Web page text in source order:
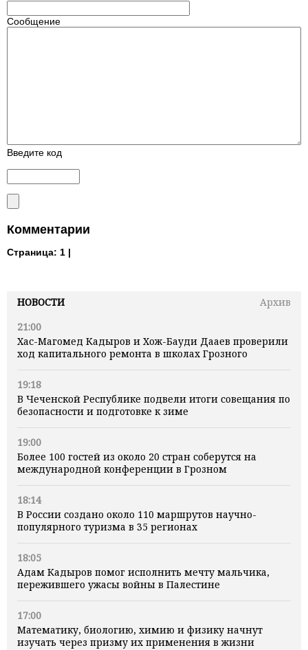
НОВОСТИ
Архив
21:00
Хас-Магомед Кадыров и Хож-Бауди Дааев проверили
ход капитального ремонта в школах Грозного
19:18
В Чеченской Республике подвели итоги совещания по
безопасности и подготовке к зиме
19:00
Более 100 гостей из около 20 стран соберутся на
международной конференции в Грозном
18:14
В России создано около 110 маршрутов научно-
популярного туризма в 35 регионах
18:05
Адам Кадыров помог исполнить мечту мальчика,
пережившего ужасы войны в Палестине
17:00
Математику, биологию, химию и физику начнут
изучать через призму их применения в жизни
Сообщение
Введите код
Комментарии
Страница: 1 |